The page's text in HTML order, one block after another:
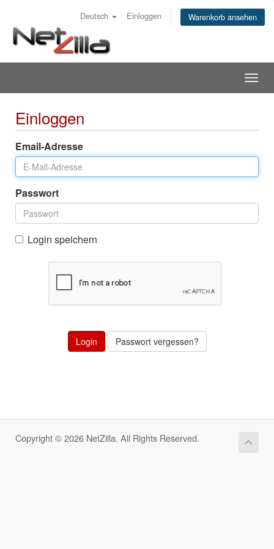
Deutsch Einloggen Warenkorb ansehen
Einloggen
Email-Adresse
Passwort
Login speichern
Passwort vergessen?
Copyright © 2026 NetZilla. All Rights Reserved.